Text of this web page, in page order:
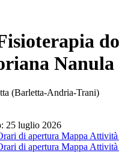
Nanula
(Barletta-Andria-Trani)
25 luglio 2026
di apertura Mappa
di apertura Mappa